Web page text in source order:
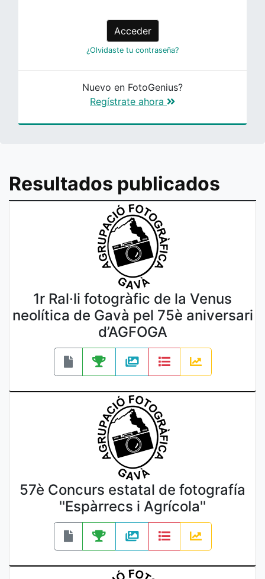
Acceder
¿Olvidaste tu contraseña?
Nuevo en FotoGenius?
Regístrate ahora
Resultados publicados
1r Ral·li fotogràfic de la Venus
neolítica de Gavà pel 75è aniversari
d’AGFOGA
57è Concurs estatal de fotografía
''Espàrrecs i Agrícola''